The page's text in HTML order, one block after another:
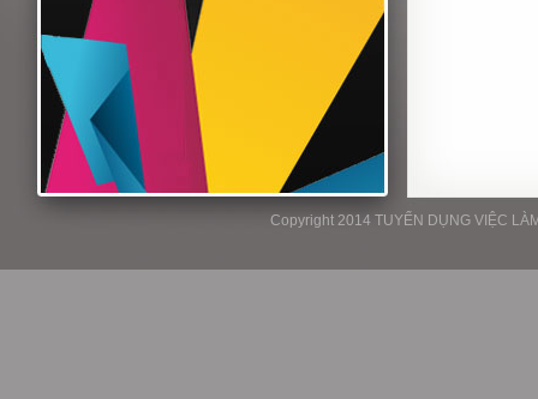
Copyright 2014 TUYỂN DỤNG VIỆC